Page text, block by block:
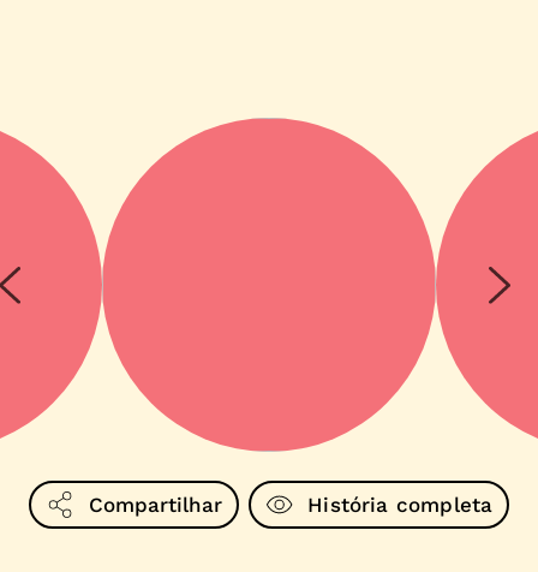
Compartilhar História completa